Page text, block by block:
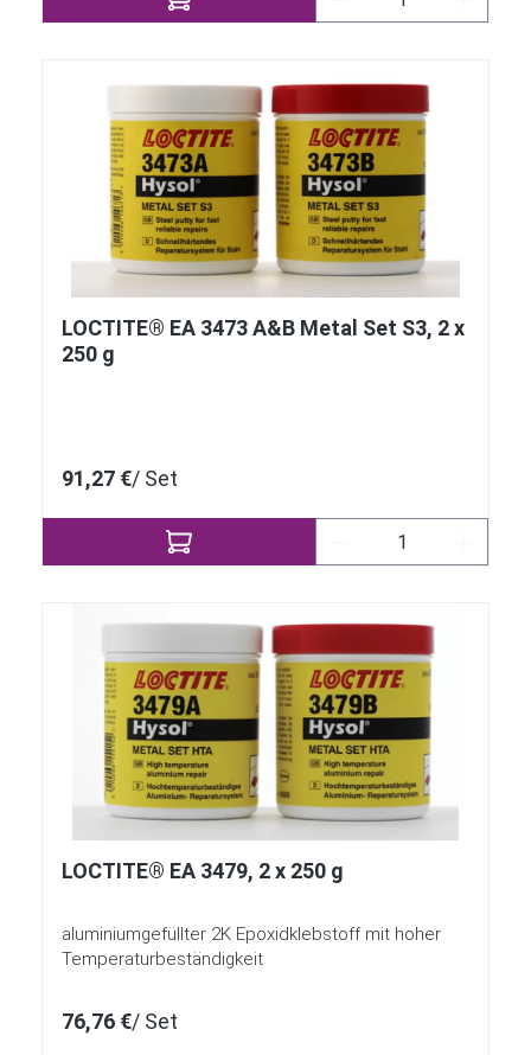
LOCTITE® EA 3473 A&B Metal Set S3, 2 x
250 g
91,27 €/ Set
Produkt Anzahl:
LOCTITE® EA 3479, 2 x 250 g
aluminiumgefüllter 2K Epoxidklebstoff mit hoher
Temperaturbeständigkeit
76,76 €/ Set